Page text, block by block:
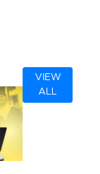
VIEW
ALL